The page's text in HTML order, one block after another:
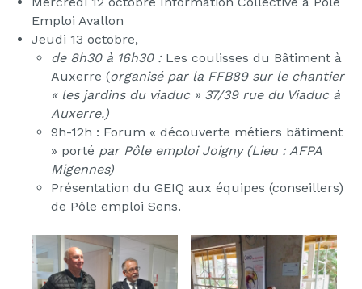
Emploi Avallon
Jeudi 13 octobre,
de 8h30 à 16h30 : Les coulisses du Bâtiment à
Auxerre (organisé par la FFB89 sur le chantier
« les jardins du viaduc » 37/39 rue du Viaduc à
Auxerre.)
9h-12h : Forum « découverte métiers bâtiment
» porté par Pôle emploi Joigny (Lieu : AFPA
Migennes)
Présentation du GEIQ aux équipes (conseillers)
de Pôle emploi Sens.